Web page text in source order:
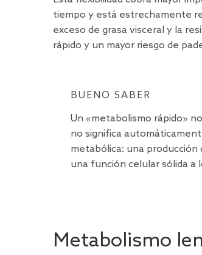
tiempo y está estrechamente
exceso de grasa visceral y la
rápido y un mayor riesgo de
BUENO SABER
Un «metabolismo rápido»
no significa
metabólica: una
una función celular sólida a
Metabolismo